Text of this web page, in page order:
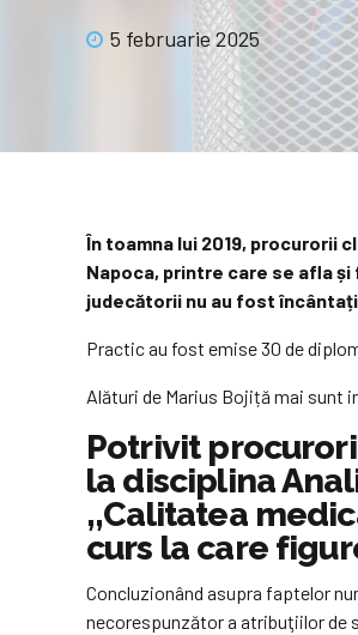
5 februarie 2025
În toamna lui 2019, procurorii
Napoca, printre care se afla
judecătorii nu au fost
Practic au fost emise 30 de
Alături de Marius Bojiță mai sunt
Potrivit
la disciplina
,,Calitatea
curs la care
Concluzionând asupra faptelor
necorespunzător a atribuţiilor de